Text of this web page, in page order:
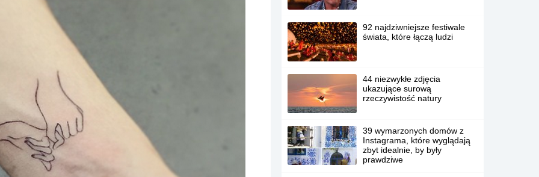
92 najdziwniejsze festiwale
świata, które łączą ludzi
44 niezwykłe zdjęcia
ukazujące surową
rzeczywistość natury
39 wymarzonych domów z
Instagrama, które wyglądają
zbyt idealnie, by były
prawdziwe